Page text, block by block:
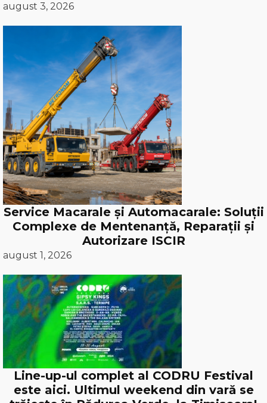
august 3, 2026
Service Macarale și Automacarale: Soluții
Complexe de Mentenanță, Reparații și
Autorizare ISCIR
august 1, 2026
Line-up-ul complet al CODRU Festival
este aici. Ultimul weekend din vară se